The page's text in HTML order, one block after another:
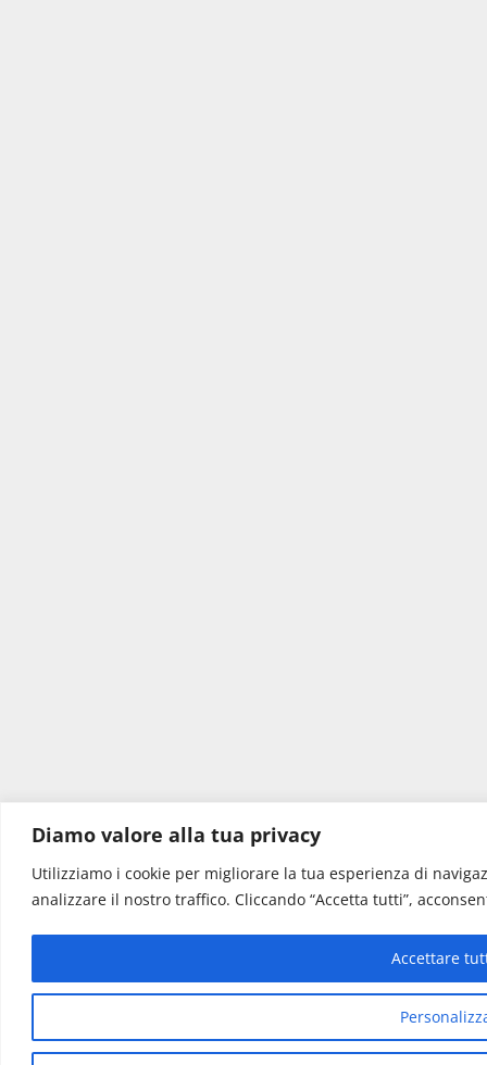
Diamo valore alla tua privacy
Utilizziamo i cookie per migliorare la tua esperienza di
analizzare il nostro traffico. Cliccando “Accetta tutti”,
Accettare